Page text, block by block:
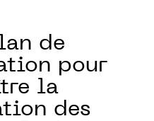
de
pour
la
des